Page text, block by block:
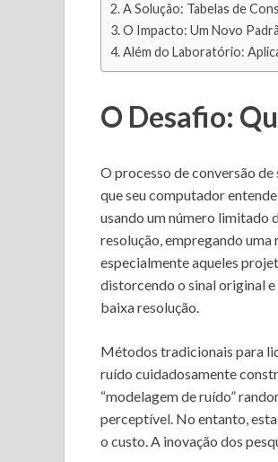
A Solução: Tabelas de
O Impacto: Um Novo
Além do Laboratório:
O Desafio:
O processo de conversão de
que seu computador
usando um número limitado
resolução, empregando
especialmente aqueles
distorcendo o sinal original
baixa resolução.
Métodos tradicionais para
ruído cuidadosamente
“modelagem de ruído”
perceptível. No entanto,
o custo. A inovação dos